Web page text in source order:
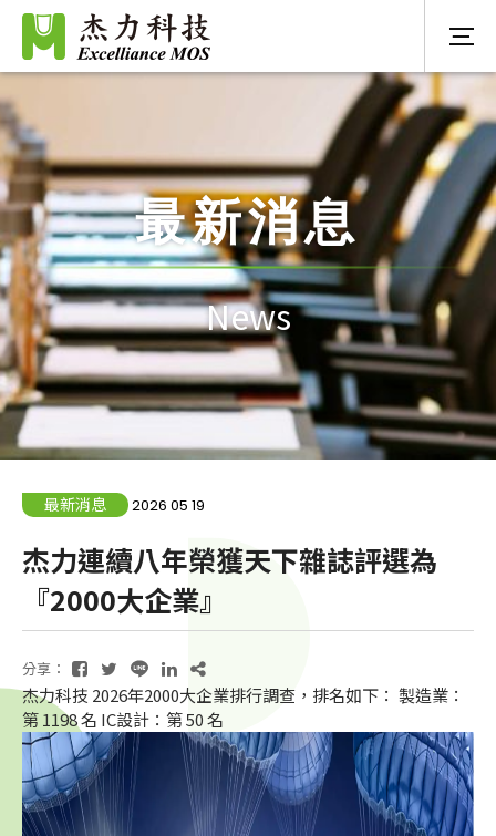
最新消息
News
最新消息 2026 05 19
杰力連續八年榮獲天下雜誌評選為
『2000大企業』
分享：
杰力科技 2026年2000大企業排行調查，排名如下： 製造業：
第 1198 名 IC設計：第 50 名